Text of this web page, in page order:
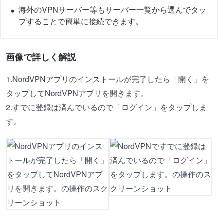
海外のVPNサーバー等もサーバー一覧から選んでタッ
プすることで簡単に接続できます。
画像で詳しく解説
1.NordVPNアプリのインストールが完了したら「開く」を
タップしてNordVPNアプリを開きます。
2.すでに登録は済んでいるので「ログイン」をタップしま
す。